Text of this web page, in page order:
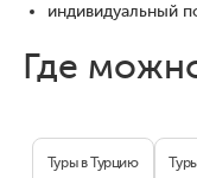
индивидуальный
Где
Туры в Турцию